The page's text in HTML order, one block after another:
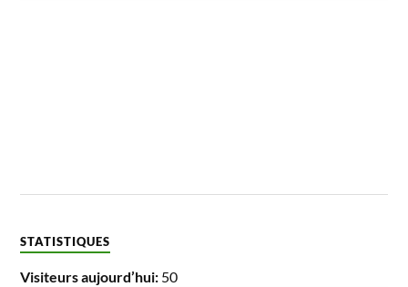
STATISTIQUES
Visiteurs aujourd’hui: 50